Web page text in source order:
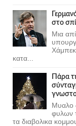
στο
Μια
κατα...
Πάρα
Μυαλο
φυλων
τα διαβολικα